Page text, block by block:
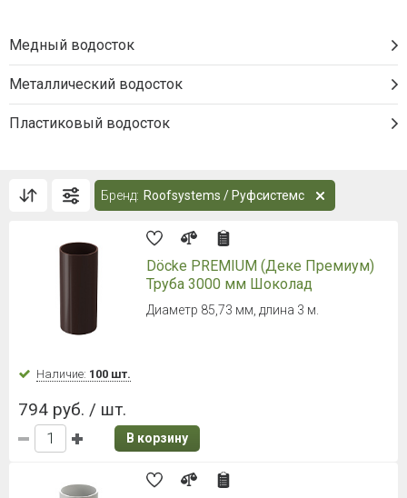
Медный водосток
Металлический водосток
Пластиковый водосток
Бренд: Roofsystems / Руфсистемс
Döcke PREMIUM (Деке Премиум)
Труба 3000 мм Шоколад
Диаметр 85,73 мм, длина 3 м.
Наличие: 100 шт.
794 руб. / шт.
В корзину